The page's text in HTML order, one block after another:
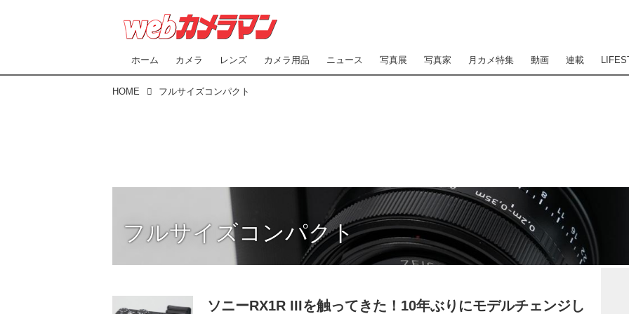
ホーム カメラ レンズ カメラ用品 ニュース 写真展 写真家 月カメ特集 動画 連載
HOME フルサイズコンパクト
フルサイズコンパクト
ソニーRX1R IIIを触ってきた！10年ぶりにモデルチェンジし